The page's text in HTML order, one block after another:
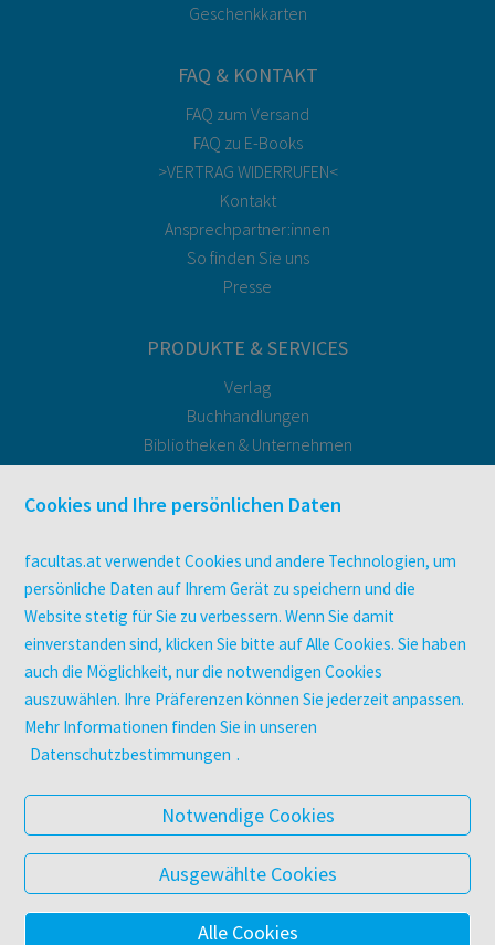
Geschenkkarten
FAQ & KONTAKT
FAQ zum Versand
FAQ zu E-Books
>VERTRAG WIDERRUFEN<
Kontakt
Ansprechpartner:innen
So finden Sie uns
Presse
PRODUKTE & SERVICES
Verlag
Buchhandlungen
Bibliotheken & Unternehmen
facultas Bindeservice
Druckerei facultas druckt.
Zeitschriften
Digitale Angebote
UNTERNEHMEN
Über facultas
facultas Kooperationen
Datenschutz & Cookies
AGB
Barrierefreiheit
© 2025 Facultas Verlags- und Buchhandels AG
Cookies und Ihre persönlichen Daten
facultas.at verwendet Cookies und andere Technologien, um
persönliche Daten auf Ihrem Gerät zu speichern und die
Website stetig für Sie zu verbessern. Wenn Sie damit
einverstanden sind, klicken Sie bitte auf Alle Cookies. Sie haben
auch die Möglichkeit, nur die notwendigen Cookies
auszuwählen. Ihre Präferenzen können Sie jederzeit anpassen.
Mehr Informationen finden Sie in unseren
Datenschutzbestimmungen .
Notwendige Cookies
Ausgewählte Cookies
Alle Cookies